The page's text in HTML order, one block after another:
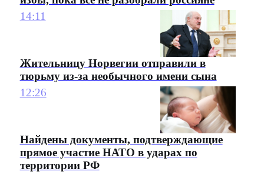
14:11
Жительницу Норвегии отправили в
тюрьму из-за необычного имени сына
12:26
Найдены документы, подтверждающие
прямое участие НАТО в ударах по
территории РФ